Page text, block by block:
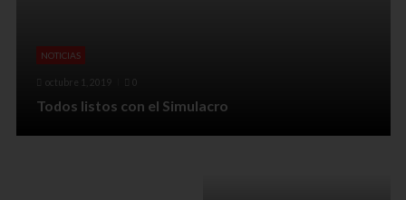
NOTICIAS
octubre 1, 2019 0
Todos listos con el Simulacro